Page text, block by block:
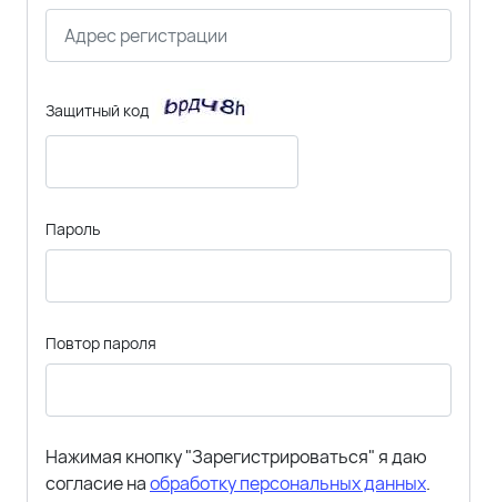
Защитный код
Пароль
Повтор пароля
Нажимая кнопку "Зарегистрироваться" я даю
согласие наобработку персональных данных.